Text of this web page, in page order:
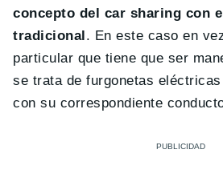
concepto del car sharing con
tradicional . En este caso en
particular que tiene que ser
se trata de furgonetas
con su correspondiente